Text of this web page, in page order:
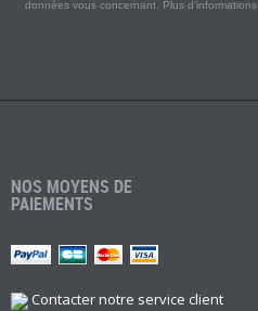
données vous concernant. Plus d'informations
NOS MOYENS DE
PAIEMENTS
Contacter notre service client